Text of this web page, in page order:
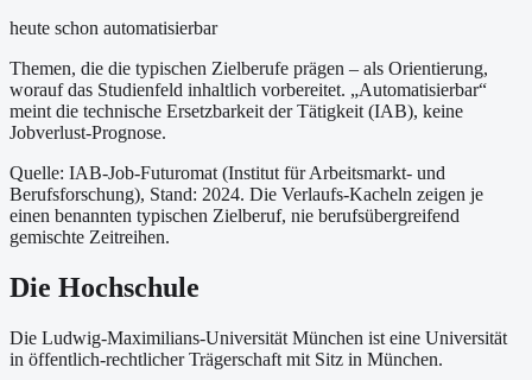
heute schon automatisierbar
Themen, die die typischen Zielberufe prägen – als Orientierung,
worauf das Studienfeld inhaltlich vorbereitet. „Automatisierbar“
meint die technische Ersetzbarkeit der Tätigkeit (IAB), keine
Jobverlust-Prognose.
Quelle: IAB-Job-Futuromat (Institut für Arbeitsmarkt- und
Berufsforschung), Stand: 2024. Die Verlaufs-Kacheln zeigen je
einen benannten typischen Zielberuf, nie berufsübergreifend
gemischte Zeitreihen.
Die Hochschule
Die Ludwig-Maximilians-Universität München ist eine Universität
in öffentlich-rechtlicher Trägerschaft mit Sitz in München.